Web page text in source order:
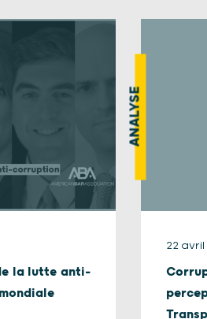
la lutte anti-
ANALYSE
22 avril